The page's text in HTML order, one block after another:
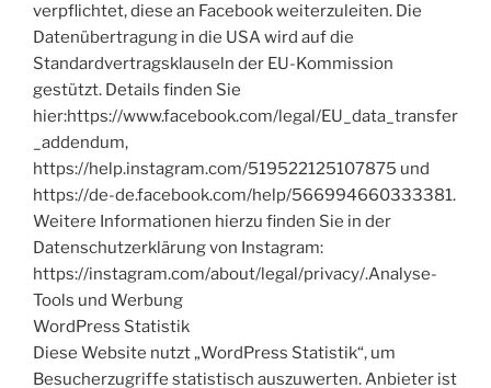
verpflichtet, diese an Facebook weiterzuleiten. Die
Datenübertragung in die USA wird auf die
Standardvertragsklauseln der EU-Kommission
gestützt. Details finden Sie
hier:https://www.facebook.com/legal/EU_data_transfer
_addendum,
https://help.instagram.com/519522125107875 und
https://de-de.facebook.com/help/566994660333381.
Weitere Informationen hierzu finden Sie in der
Datenschutzerklärung von Instagram:
https://instagram.com/about/legal/privacy/.Analyse-
Tools und Werbung
WordPress Statistik
Diese Website nutzt „WordPress Statistik“, um
Besucherzugriffe statistisch auszuwerten. Anbieter ist